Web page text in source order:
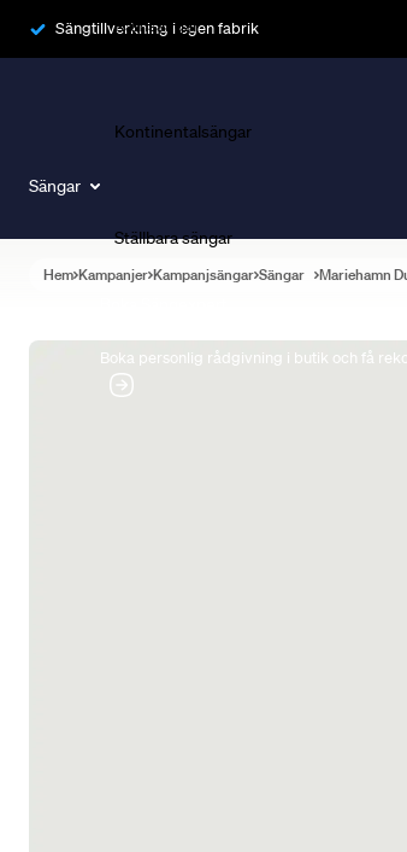
Sängtillverkning i egen fabrik
Sängar
Ramsängar
Kontinentalsängar
Ställbara sängar
Boka personlig rådgivning i butik och få
Hem Kampanjer Kampanjsängar Sängar Mariehamn